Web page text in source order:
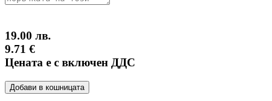
19.00 лв.
9.71 €
Цената е с включен ДДС
Добави в кошницата